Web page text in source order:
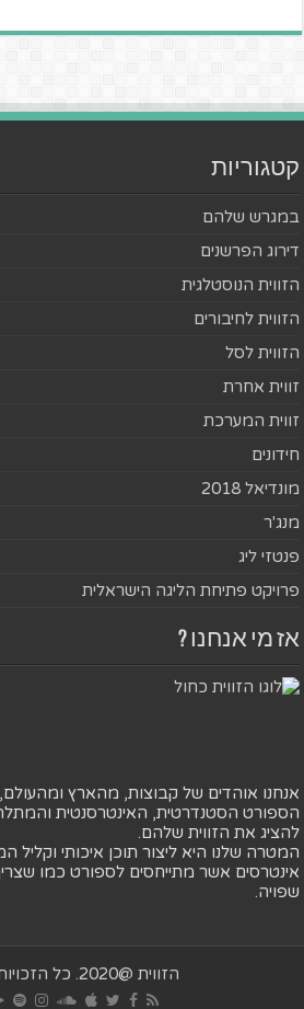
קטגוריות
במגרש שלהם
דירוג הפרשנים
הזווית הנוסטלגית
הזווית לחיבורים
הזווית לסל
זווית אחרת
זווית המערכת
חידונים
מונדיאל 2018
מנג'ר
פנטזי ליג
פרויקט פתיחת הליגה הישראלית
אז מי אנחנו ?
אנחנו אוהדים של קבוצות, מהארץ
הספורט הסטנדרטית, האינטרסנטית
להציג את הזווית שלהם.
המטרה שלנו היא ליצור תוכן איכותי וקליל
אינטרסים אשר מתייחסים לספורט כמו
שפויה.
הזווית @2020. כל הזכויות שמורות